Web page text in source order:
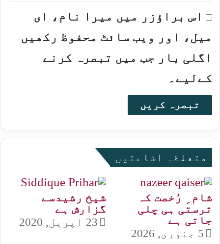
اس براؤزر میں میرا نام، ای
میل، اور ویب سائٹ محفوظ رکھیں
اگلی بار جب میں تبصرہ کرنے
کےلیے۔
متعلقہ اشاعتیں
شام ِ رُخصت کہ
ترستی ہی چلی
جاتی ہے
5 جنوری, 2026
شیخ رشیدسے
گزارش ہے
23 اپریل, 2020